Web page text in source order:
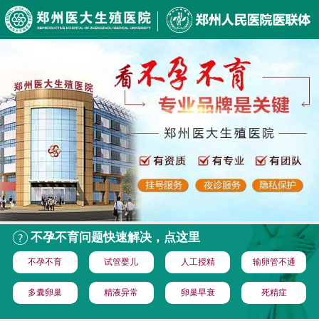
不孕不育问题快速解决，点这里
不孕不育 试管婴儿 人工授精 输卵管不通
多囊卵巢 精液异常 卵巢早衰 死精症